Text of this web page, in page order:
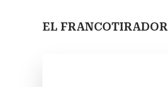
EL FRANCOTIRADOR